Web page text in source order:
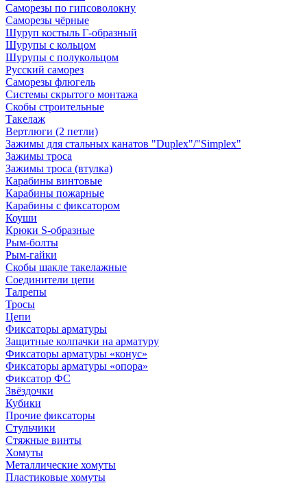
Саморезы по гипсоволокну
Саморезы чёрные
Шуруп костыль Г-образный
Шурупы с кольцом
Шурупы с полукольцом
Русский саморез
Саморезы флюгель
Системы скрытого монтажа
Скобы строительные
Такелаж
Вертлюги (2 петли)
Зажимы для стальных канатов "Duplex"/"Simplex"
Зажимы троса
Зажимы троса (втулка)
Карабины винтовые
Карабины пожарные
Карабины с фиксатором
Коуши
Крюки S-образные
Рым-болты
Рым-гайки
Скобы шакле такелажные
Соединители цепи
Талрепы
Тросы
Цепи
Фиксаторы арматуры
Защитные колпачки на арматуру
Фиксаторы арматуры «конус»
Фиксаторы арматуры «опора»
Фиксатор ФС
Звёздочки
Кубики
Прочие фиксаторы
Стульчики
Стяжные винты
Хомуты
Металлические хомуты
Пластиковые хомуты